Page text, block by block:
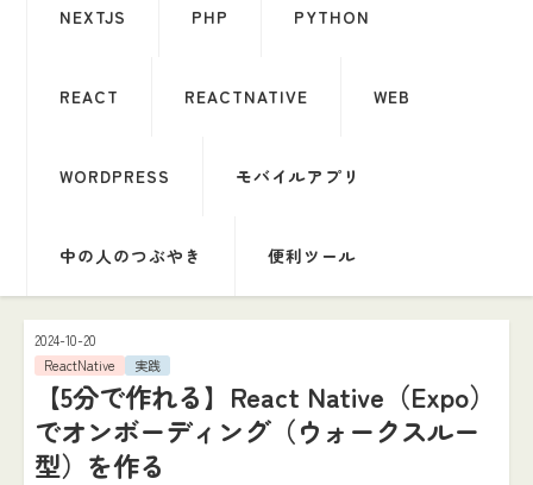
NEXTJS PHP PYTHON
REACT REACTNATIVE WEB
WORDPRESS モバイルアプリ
中の人のつぶやき 便利ツール
2024-10-20
ReactNative
実践
【5分で作れる】React Native（Expo）
でオンボーディング（ウォークスルー
型）を作る